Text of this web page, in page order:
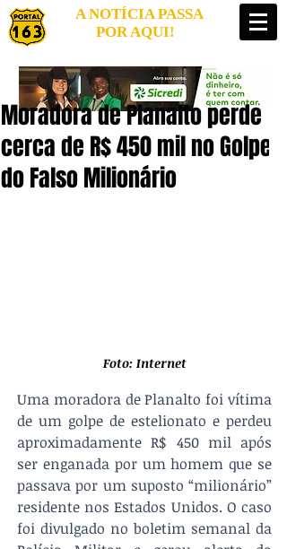
A NOTÍCIA PASSA
POR AQUI!
Moradora de Planalto perde
cerca de R$ 450 mil no Golpe
do Falso Milionário
Foto: Internet
Uma moradora de Planalto foi vítima
de um golpe de estelionato e perdeu
aproximadamente R$ 450 mil após
ser enganada por um homem que se
passava por um suposto “milionário”
residente nos Estados Unidos. O caso
foi divulgado no boletim semanal da